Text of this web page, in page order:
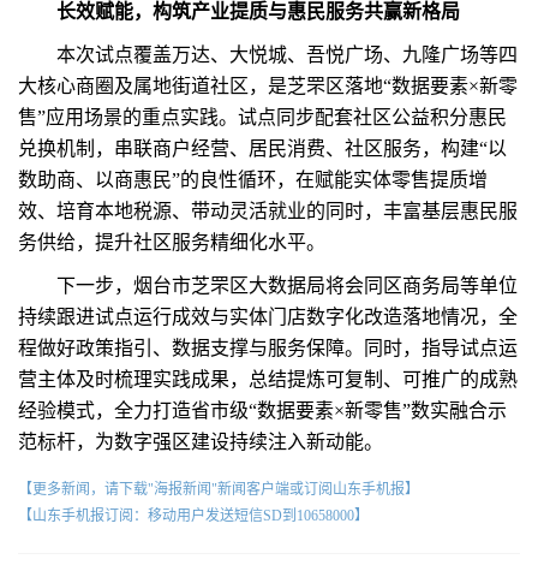
长效赋能，构筑产业提质与惠民服务共赢新格局
本次试点覆盖万达、大悦城、吾悦广场、九隆广场等四
大核心商圈及属地街道社区，是芝罘区落地“数据要素×新零
售”应用场景的重点实践。试点同步配套社区公益积分惠民
兑换机制，串联商户经营、居民消费、社区服务，构建“以
数助商、以商惠民”的良性循环，在赋能实体零售提质增
效、培育本地税源、带动灵活就业的同时，丰富基层惠民服
务供给，提升社区服务精细化水平。
下一步，烟台市芝罘区大数据局将会同区商务局等单位
持续跟进试点运行成效与实体门店数字化改造落地情况，全
程做好政策指引、数据支撑与服务保障。同时，指导试点运
营主体及时梳理实践成果，总结提炼可复制、可推广的成熟
经验模式，全力打造省市级“数据要素×新零售”数实融合示
范标杆，为数字强区建设持续注入新动能。
【更多新闻，请下载"海报新闻"新闻客户端或订阅山东手机报】
【山东手机报订阅：移动用户发送短信SD到10658000】